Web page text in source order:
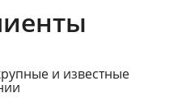
и известные